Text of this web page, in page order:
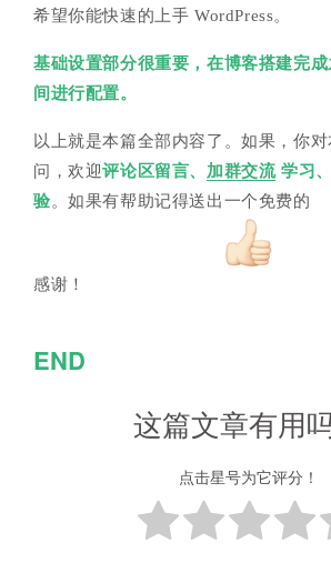
希望你能快速的上手 WordPress。
基础设置部分很重要，在博客搭建完
间进行配置。
以上就是本篇全部内容了。如果，你
问，欢迎评论区留言、 加群交流 学习
验。如果有帮助记得送出一个免费的
感谢！
END
这篇文章有用
点击星号为它评分！